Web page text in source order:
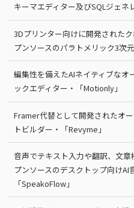
キーマエディター及びSQLジェネ
3Dプリンター向けに開発された
プンソースのパラトメリック3次
編集性を備えたAIネイティブなオ
ックエディター・「Motionly」
Framer代替として開発されたオ
トビルダー・「Revyme」
音声でテキスト入力や翻訳、文
プンソースのデスクトップ向けAI
「SpeakoFlow」